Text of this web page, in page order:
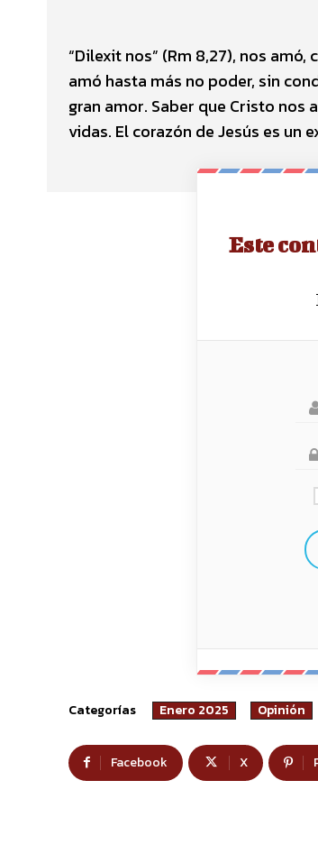
“Dilexit nos” (Rm 8,27), nos
amó hasta más no poder, sin
gran amor. Saber que Cristo
vidas. El corazón de Jesús es un
Este
Categorías Enero 2025 Opinión
Facebook X